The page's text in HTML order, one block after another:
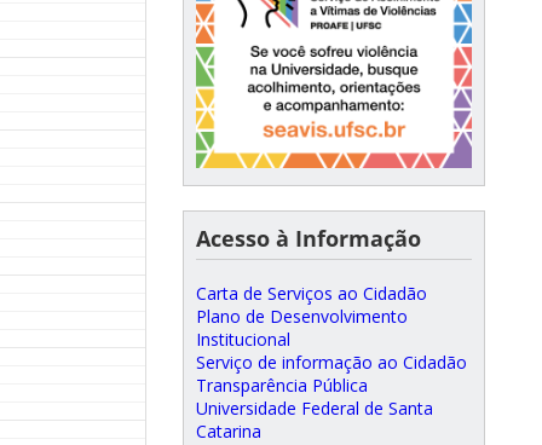
Acesso à Informação
Carta de Serviços ao Cidadão
Plano de Desenvolvimento
Institucional
Serviço de informação ao Cidadão
Transparência Pública
Universidade Federal de Santa
Catarina